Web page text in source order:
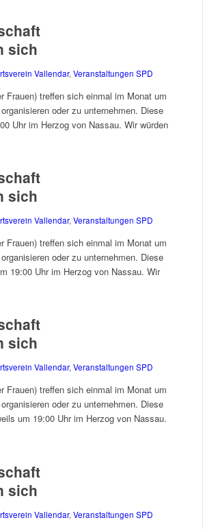
sich
Vallendar,Veranstaltungen SPD
Frauen) treffen sich einmal im Monat um
oder zu unternehmen. Diese
Uhr im Herzog von Nassau. Wir würden
sich
Vallendar,Veranstaltungen SPD
Frauen) treffen sich einmal im Monat um
oder zu unternehmen. Diese
19:00 Uhr im Herzog von Nassau. Wir
sich
Vallendar,Veranstaltungen SPD
Frauen) treffen sich einmal im Monat um
oder zu unternehmen. Diese
um 19:00 Uhr im Herzog von Nassau.
sich
Vallendar, Veranstaltungen SPD